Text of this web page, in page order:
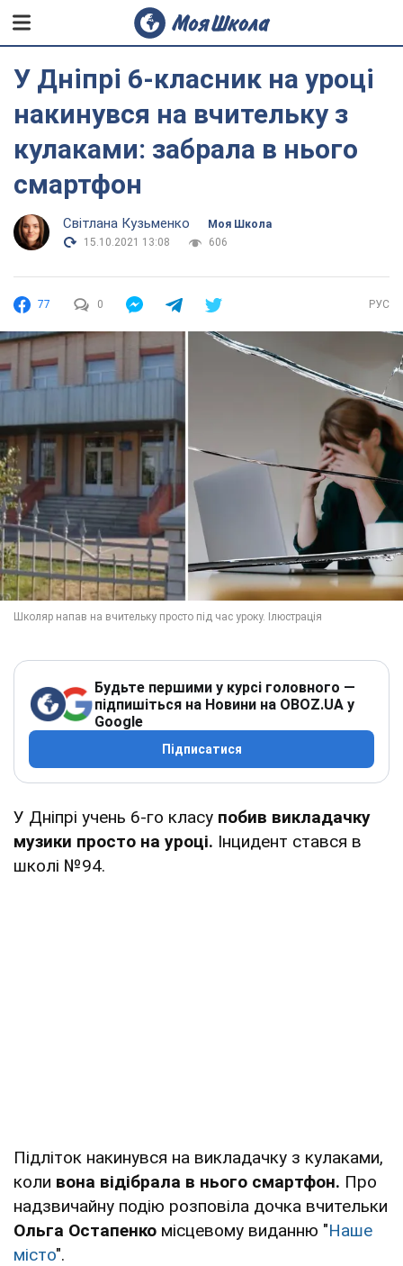
У Дніпрі 6-класник на уроці
накинувся на вчительку з
кулаками: забрала в нього
смартфон
Світлана Кузьменко
Моя Школа
15.10.2021 13:08
606
77 0 РУС
Будьте першими у курсі головного —
підпишіться на Новини на OBOZ.UA у
Google
Підписатися
У Дніпрі учень 6-го класу побив викладачку
музики просто на уроці. Інцидент стався в
школі №94.
Підліток накинувся на викладачку з кулаками,
коли вона відібрала в нього смартфон. Про
надзвичайну подію розповіла дочка вчительки
Ольга Остапенко місцевому виданню "Наше
місто".